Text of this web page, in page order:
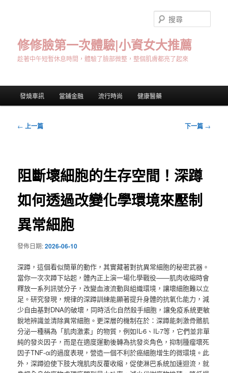
修修臉第一次體驗|小資女大推薦
趁著中午短暫休息時間，體驗了臉部微整，整個肌膚都亮了起來
尋
發燒車訊 當鋪金融 流行時尚 健康醫藥
文
← 上一篇 下一篇 →
阻斷壞細胞的生存空間！深蹲
如何透過改變化學環境來壓制
異常細胞
發佈日期:2026-06-10
深蹲，這個看似簡單的動作，其實藏著對抗異常細胞的秘密武器。
當你一次次蹲下站起，體內正上演一場化學戰役——肌肉收縮時會
釋放一系列訊號分子，改變血液流動與組織環境，讓壞細胞難以立
足。研究發現，規律的深蹲訓練能顯著提升身體的抗氧化能力，減
少自由基對DNA的破壞，同時活化自然殺手細胞，讓免疫系統更敏
銳地辨識並清除異常細胞。更深層的機制在於：深蹲能刺激骨骼肌
分泌一種稱為「肌肉激素」的物質，例如IL-6、IL-7等，它們並非單
純的發炎因子，而是在適度運動後轉為抗發炎角色，抑制腫瘤壞死
因子TNF-α的過度表現，營造一個不利於癌細胞增生的微環境。此
外，深蹲迫使下肢大塊肌肉反覆收縮，促使淋巴系統加速迴流，就